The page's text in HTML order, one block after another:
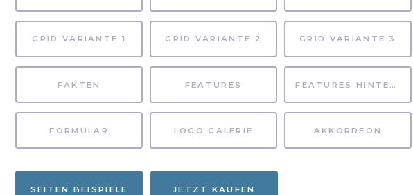
GRID VARIANTE 1 GRID VARIANTE 2 GRID VARIANTE 3
FAKTEN FEATURES FEATURES HINTERGRUND
FORMULAR LOGO GALERIE AKKORDEON
SEITEN BEISPIELE JETZT KAUFEN